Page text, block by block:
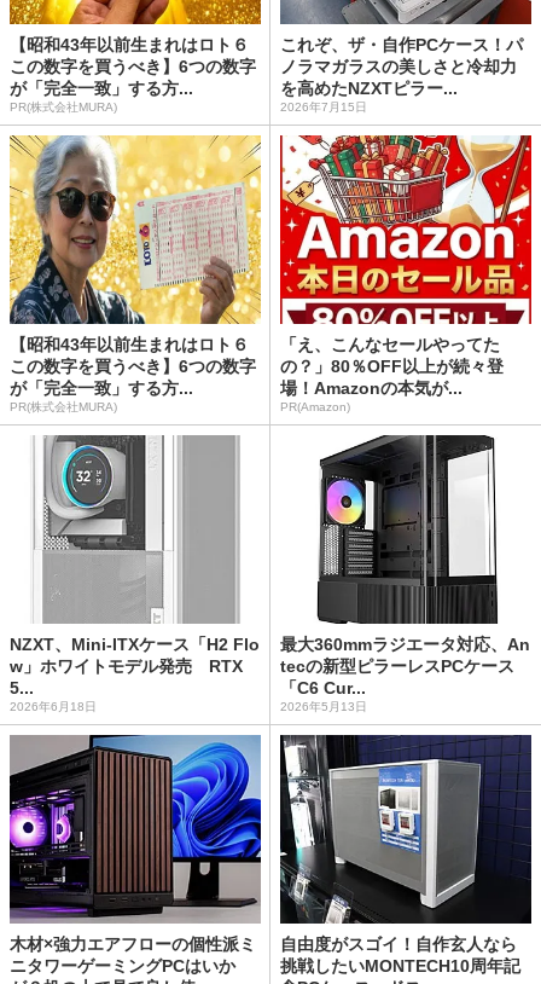
【昭和43年以前生まれはロト６
この数字を買うべき】6つの数字
が「完全一致」する方...
PR(株式会社MURA)
これぞ、ザ・自作PCケース！パ
ノラマガラスの美しさと冷却力
を高めたNZXTピラー...
2026年7月15日
【昭和43年以前生まれはロト６
この数字を買うべき】6つの数字
が「完全一致」する方...
PR(株式会社MURA)
「え、こんなセールやってた
の？」80％OFF以上が続々登
場！Amazonの本気が...
PR(Amazon)
NZXT、Mini-ITXケース「H2 Flo
w」ホワイトモデル発売 RTX
5...
2026年6月18日
最大360mmラジエータ対応、An
tecの新型ピラーレスPCケース
「C6 Cur...
2026年5月13日
木材×強力エアフローの個性派ミ
ニタワーゲーミングPCはいか
自由度がスゴイ！自作玄人なら
挑戦したいMONTECH10周年記